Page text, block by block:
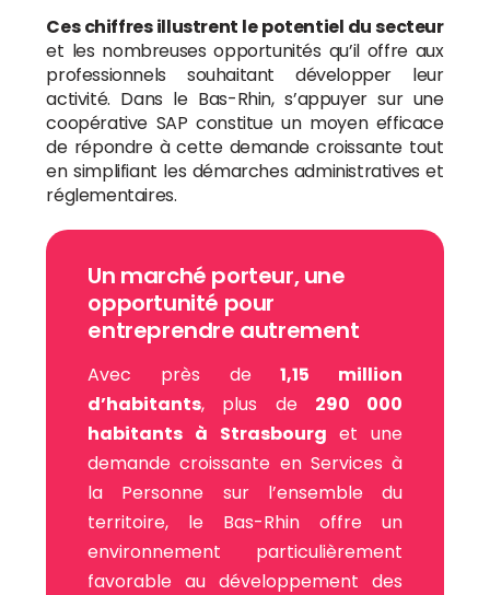
Ces chiffres illustrent le potentiel du secteur
et les nombreuses opportunités qu’il offre aux
professionnels souhaitant développer leur
activité. Dans le Bas-Rhin, s’appuyer sur une
coopérative SAP constitue un moyen efficace
de répondre à cette demande croissante tout
en simplifiant les démarches administratives et
réglementaires.
Un marché porteur, une
opportunité pour
entreprendre autrement
Avec près de1,15 million
d’habitants, plus de 290 000
habitants à Strasbourg et une
demande croissante en Services à
la Personne sur l’ensemble du
territoire, le Bas-Rhin offre un
environnement particulièrement
favorable au développement des